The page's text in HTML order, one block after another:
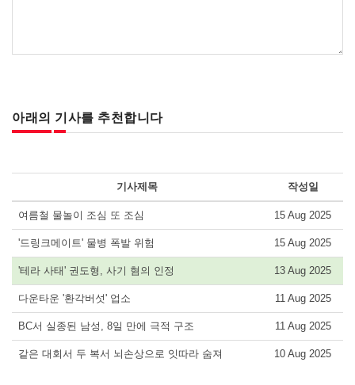
아래의 기사를 추천합니다
기사제목 작성일
여름철 물놀이 조심 또 조심 15 Aug 2025
'드링크메이트' 물병 폭발 위험 15 Aug 2025
'테라 사태' 권도형, 사기 혐의 인정 13 Aug 2025
다운타운 '환각버섯' 업소 11 Aug 2025
BC서 실종된 남성, 8일 만에 극적 구조 11 Aug 2025
같은 대회서 두 복서 뇌손상으로 잇따라 숨져 10 Aug 2025